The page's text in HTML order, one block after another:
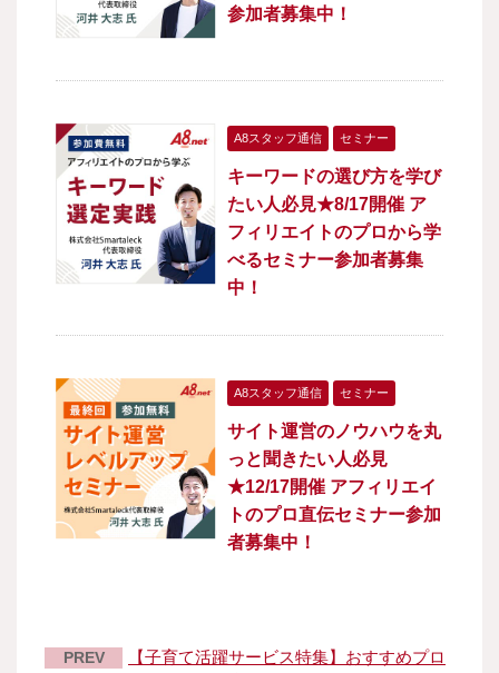
参加者募集中！
A8スタッフ通信 セミナー
キーワードの選び方を学び
たい人必見★8/17開催 ア
フィリエイトのプロから学
べるセミナー参加者募集
中！
A8スタッフ通信 セミナー
サイト運営のノウハウを丸
っと聞きたい人必見
★12/17開催 アフィリエイ
トのプロ直伝セミナー参加
者募集中！
PREV
【子育て活躍サービス特集】おすすめプロ